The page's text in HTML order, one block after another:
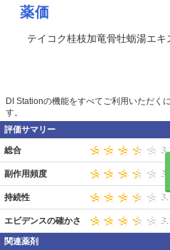
薬価
テイコク桂枝加竜骨牡蛎湯エキ
DI Stationの機能をすべてご利用いただくに
す。
評価サマリー
総合
副作用頻度
持続性
エビデンスの確かさ
関連薬剤